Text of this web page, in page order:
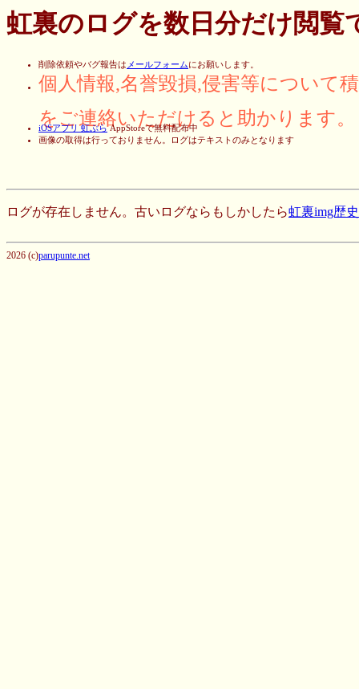
虹裏のログを数日分だけ閲覧
削除依頼やバグ報告はメールフォームにお願いします。
個人情報,名誉毀損,侵害等について
をご連絡いただけると助かります。
iOSアプリ 虹ぶらAppStoreで無料配布中
画像の取得は行っておりません。ログはテキストのみとなります
ログが存在しません。古いログならもしかしたら虹裏img歴
2026 (c)parupunte.net